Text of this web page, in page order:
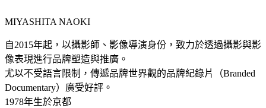
MIYASHITA NAOKI
自2015年起，以攝影師、影像導演身份，致力於透過攝影與影
像表現進行品牌塑造與推廣。
尤以不受語言限制，傳遞品牌世界觀的品牌紀錄片（Branded
Documentary）廣受好評。
1978年生於京都